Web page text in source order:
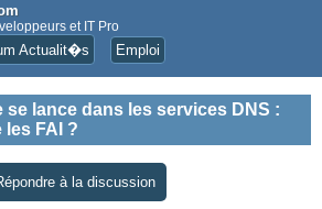
et IT Pro
Actualit�s Emploi
se lance dans les services DNS :
FAI ?
à la discussion